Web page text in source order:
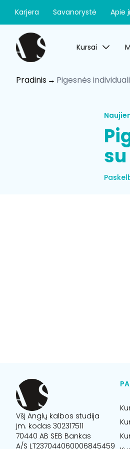
Kursai
Karjera Savanorystė Apie
Pradinis Pigesnės
VšĮ Anglų kalbos studija
Įm. kodas 302317511
70440 AB SEB Bankas
A/S LT237044060006845459